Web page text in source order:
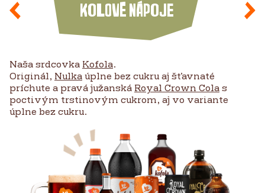
Kolové nápoje
Naša srdcovka Kofola.
Originál, Nulka úplne bez cukru aj šťavnaté
príchute a pravá južanská Royal Crown Cola s
poctivým trstinovým cukrom, aj vo variante
úplne bez cukru.